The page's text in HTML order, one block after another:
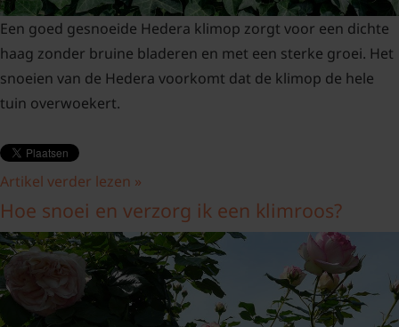
Een goed gesnoeide Hedera klimop zorgt voor een dichte
haag zonder bruine bladeren en met een sterke groei. Het
snoeien van de Hedera voorkomt dat de klimop de hele
tuin overwoekert.
Artikel verder lezen »
Hoe snoei en verzorg ik een klimroos?